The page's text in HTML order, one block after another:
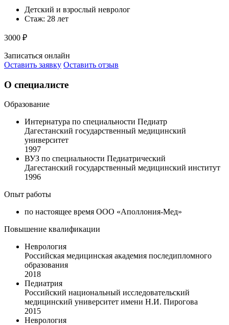
Детский и взрослый невролог
Стаж: 28 лет
3000 ₽
Записаться онлайн
Оставить заявку Оставить отзыв
О специалисте
Образование
Интернатура по специальности Педиатр
Дагестанский государственный медицинский
университет
1997
ВУЗ по специальности Педиатрический
Дагестанский государственный медицинский институт
1996
Опыт работы
по настоящее время ООО «Аполлония-Мед»
Повышение квалификации
Неврология
Российская медицинская академия последипломного
образования
2018
Педиатрия
Российский национальный исследовательский
медицинский университет имени Н.И. Пирогова
2015
Неврология